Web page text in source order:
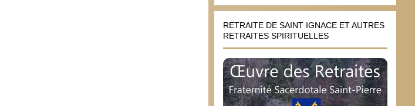
RETRAITE DE SAINT IGNACE ET AUTRES
RETRAITES SPIRITUELLES